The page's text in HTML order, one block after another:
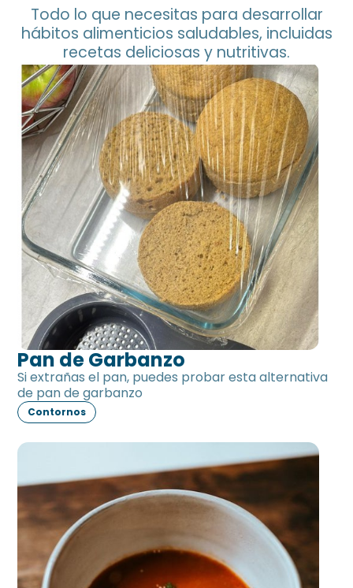
Todo lo que necesitas para desarrollar
hábitos alimenticios saludables, incluidas
recetas deliciosas y nutritivas.
Pan de Garbanzo
Pan de Garbanzo
Si extrañas el pan, puedes probar esta alternativa
de pan de garbanzo
Contornos
Salsa de tomate sin tomate